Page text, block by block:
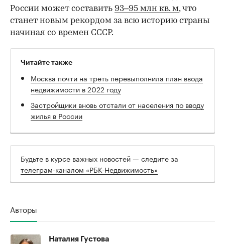
00:00 / 00:00
России может составить 93–95 млн кв. м, что
станет новым рекордом за всю историю страны
начиная со времен СССР.
Читайте также
Москва почти на треть перевыполнила план ввода
недвижимости в 2022 году
Застройщики вновь отстали от населения по вводу
жилья в России
Будьте в курсе важных новостей — следите за
телеграм-каналом «РБК-Недвижимость»
Авторы
Наталия Густова